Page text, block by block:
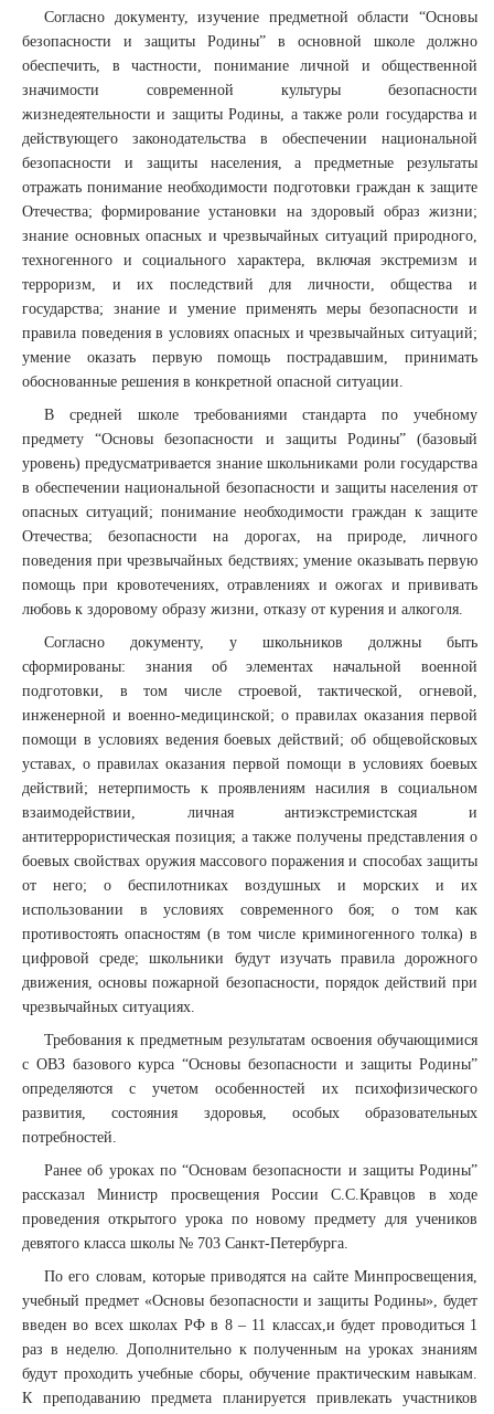
Согласно документу, изучение предметной области “Основы
безопасности и защиты Родины” в основной школе должно
обеспечить, в частности, понимание личной и общественной
значимости современной культуры безопасности
жизнедеятельности и защиты Родины, а также роли государства и
действующего законодательства в обеспечении национальной
безопасности и защиты населения, а предметные результаты
отражать понимание необходимости подготовки граждан к защите
Отечества; формирование установки на здоровый образ жизни;
знание основных опасных и чрезвычайных ситуаций природного,
техногенного и социального характера, включая экстремизм и
терроризм, и их последствий для личности, общества и
государства; знание и умение применять меры безопасности и
правила поведения в условиях опасных и чрезвычайных ситуаций;
умение оказать первую помощь пострадавшим, принимать
обоснованные решения в конкретной опасной ситуации.
В средней школе требованиями стандарта по учебному
предмету “Основы безопасности и защиты Родины” (базовый
уровень) предусматривается знание школьниками роли государства
в обеспечении национальной безопасности и защиты населения от
опасных ситуаций; понимание необходимости граждан к защите
Отечества; безопасности на дорогах, на природе, личного
поведения при чрезвычайных бедствиях; умение оказывать первую
помощь при кровотечениях, отравлениях и ожогах и прививать
любовь к здоровому образу жизни, отказу от курения и алкоголя.
Согласно документу, у школьников должны быть
сформированы: знания об элементах начальной военной
подготовки, в том числе строевой, тактической, огневой,
инженерной и военно-медицинской; о правилах оказания первой
помощи в условиях ведения боевых действий; об общевойсковых
уставах, о правилах оказания первой помощи в условиях боевых
действий; нетерпимость к проявлениям насилия в социальном
взаимодействии, личная антиэкстремистская и
антитеррористическая позиция; а также получены представления о
боевых свойствах оружия массового поражения и способах защиты
от него; о беспилотниках воздушных и морских и их
использовании в условиях современного боя; о том как
противостоять опасностям (в том числе криминогенного толка) в
цифровой среде; школьники будут изучать правила дорожного
движения, основы пожарной безопасности, порядок действий при
чрезвычайных ситуациях.
Требования к предметным результатам освоения обучающимися
с ОВЗ базового курса “Основы безопасности и защиты Родины”
определяются с учетом особенностей их психофизического
развития, состояния здоровья, особых образовательных
потребностей.
Ранее об уроках по “Основам безопасности и защиты Родины”
рассказал Министр просвещения России С.С.Кравцов в ходе
проведения открытого урока по новому предмету для учеников
девятого класса школы № 703 Санкт-Петербурга.
По его словам, которые приводятся на сайте Минпросвещения,
учебный предмет «Основы безопасности и защиты Родины», будет
введен во всех школах РФ в 8 – 11 классах,и будет проводиться 1
раз в неделю. Дополнительно к полученным на уроках знаниям
будут проходить учебные сборы, обучение практическим навыкам.
К преподаванию предмета планируется привлекать участников